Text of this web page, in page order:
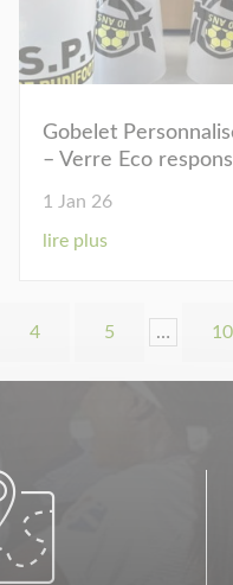
Gobelet
– Verre Eco
1 Jan 26
lire plus
4 5 … 10